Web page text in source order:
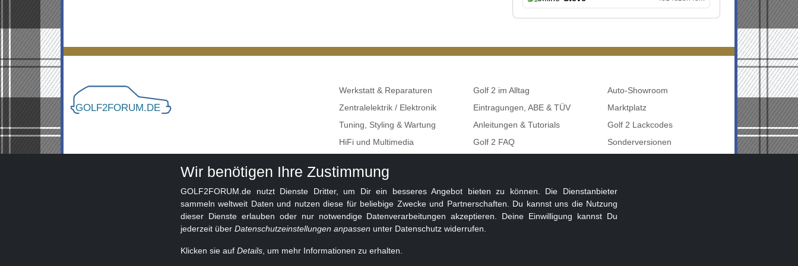
Werkstatt & Reparaturen
Zentralelektrik / Elektronik
Tuning, Styling & Wartung
HiFi und Multimedia
Golf 2 im Alltag
Eintragungen, ABE & TÜV
Anleitungen & Tutorials
Golf 2 FAQ
Auto-Showroom
Marktplatz
Golf 2 Lackcodes
Sonderversionen
Wir benötigen Ihre Zustimmung
GOLF2FORUM.de nutzt Dienste Dritter, um Dir ein besseres Angebot bieten zu können. Die Dienstanbieter
sammeln weltweit Daten und nutzen diese für beliebige Zwecke und Partnerschaften. Du kannst uns die Nutzung
dieser Dienste erlauben oder nur notwendige Datenverarbeitungen akzeptieren. Deine Einwilligung kannst Du
jederzeit über Datenschutzeinstellungen anpassen unter Datenschutz widerrufen.
Klicken sie auf Details , um mehr Informationen zu erhalten.